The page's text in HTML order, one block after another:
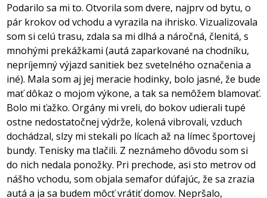
Podarilo sa mi to. Otvorila som dvere, najprv od bytu, o
pár krokov od vchodu a vyrazila na ihrisko. Vizualizovala
som si celú trasu, zdala sa mi dlhá a náročná, členitá, s
mnohými prekážkami (autá zaparkované na chodníku,
nepríjemný výjazd sanitiek bez svetelného označenia a
iné). Mala som aj jej meracie hodinky, bolo jasné, že bude
mať dôkaz o mojom výkone, a tak sa nemôžem blamovať.
Bolo mi ťažko. Orgány mi vreli, do bokov udierali tupé
ostne nedostatočnej výdrže, kolená vibrovali, vzduch
dochádzal, slzy mi stekali po lícach až na límec športovej
bundy. Tenisky ma tlačili. Z neznámeho dôvodu som si
do nich nedala ponožky. Pri prechode, asi sto metrov od
nášho vchodu, som objala semafor dúfajúc, že sa zrazia
autá a ja sa budem môcť vrátiť domov. Nepršalo,